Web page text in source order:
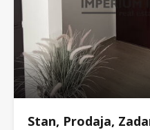
Stan, Prodaja,